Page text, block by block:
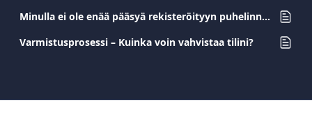
Minulla ei ole enää pääsyä rekisteröityyn puhelinnumerooni. Miten voin vaihtaa sen?
Varmistusprosessi – Kuinka voin vahvistaa tilini?